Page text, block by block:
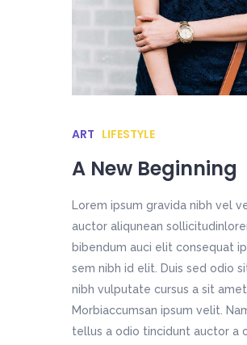
ART LIFESTYLE
A New Beginning
Lorem ipsum gravida nibh vel
auctor aliqunean
bibendum auci elit consequat
sem nibh id elit. Duis sed odio
nibh vulputate cursus a sit amet
Morbiaccumsan ipsum velit.
tellus a odio tincidunt auctor a